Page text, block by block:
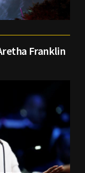
Franklin